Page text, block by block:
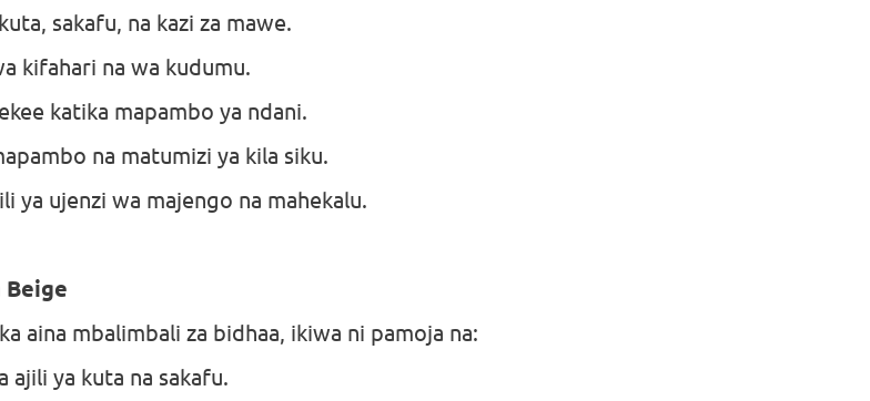
sakafu, na kazi za mawe.
kifahari na wa kudumu.
katika mapambo ya ndani.
na matumizi ya kila siku.
ya ujenzi wa majengo na mahekalu.
Beige
aina mbalimbali za bidhaa, ikiwa ni pamoja na:
ajili ya kuta na sakafu.